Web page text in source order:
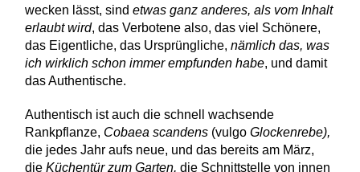
wecken lässt, sindetwas ganz anderes, als vom Inhalt
erlaubt wird, das Verbotene also, das viel Schönere,
das Eigentliche, das Ursprüngliche,nämlich das, was
ich wirklich schon immer empfunden habe, und damit
das Authentische.
Authentisch ist auch die schnell wachsende
Rankpflanze, Cobaea scandens (vulgoGlockenrebe),
die jedes Jahr aufs neue, und das bereits am März,
dieKüchentür zum Garten,die Schnittstelle von innen